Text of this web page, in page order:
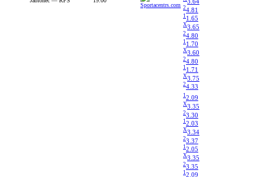
24.81
1 1.65
X3.65
24.80
1 1.70
X3.60
24.80
1 1.71
X3.75
24.33
12.09
X3.35
23.30
12.03
X3.34
23.37
12.05
X3.35
23.35
12.09